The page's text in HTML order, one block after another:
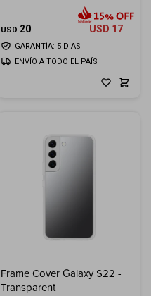
USD 20 USD 17
GARANTÍA: 5 DÍAS
ENVÍO A TODO EL PAÍS
Frame Cover Galaxy S22 -
Transparent